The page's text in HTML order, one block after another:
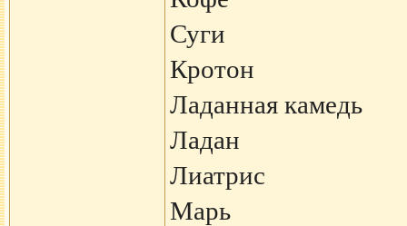
Суги
Кротон
Ладанная камедь
Ладан
Лиатрис
Марь